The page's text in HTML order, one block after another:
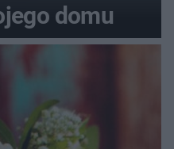
domu